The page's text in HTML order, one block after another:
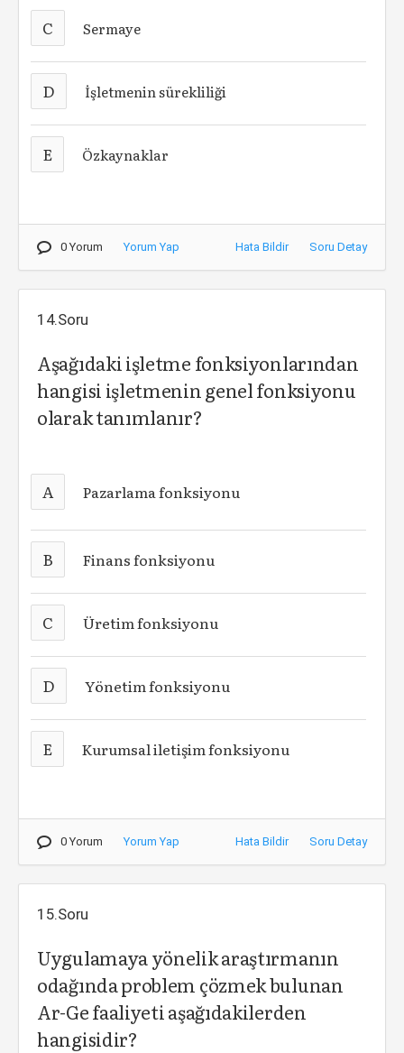
C Sermaye
D İşletmenin sürekliliği
E Özkaynaklar
0 Yorum Yorum Yap Hata Bildir Soru Detay
14.Soru
Aşağıdaki işletme fonksiyonlarından
hangisi işletmenin genel fonksiyonu
olarak tanımlanır?
A Pazarlama fonksiyonu
B Finans fonksiyonu
C Üretim fonksiyonu
D Yönetim fonksiyonu
E Kurumsal iletişim fonksiyonu
0 Yorum Yorum Yap Hata Bildir Soru Detay
15.Soru
Uygulamaya yönelik araştırmanın
odağında problem çözmek bulunan
Ar-Ge faaliyeti aşağıdakilerden
hangisidir?